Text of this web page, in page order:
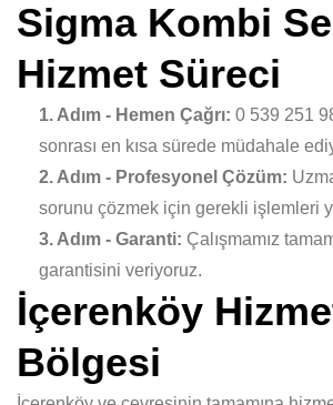
Sigma Kombi
Hizmet Süreci
1. Adım - Hemen Çağrı: 0 539 251
sonrası en kısa sürede müdahale
2. Adım - Profesyonel Çözüm:
sorunu çözmek için gerekli işlemleri
3. Adım - Garanti: Çalışmamız
garantisini veriyoruz.
İçerenköy
Bölgesi